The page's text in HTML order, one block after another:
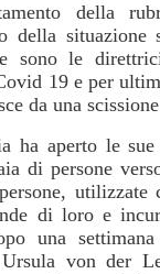
della
della situazione
sono le
19 e per
da una
ha aperto le
di persone
utilizzate
di loro e
una
von der